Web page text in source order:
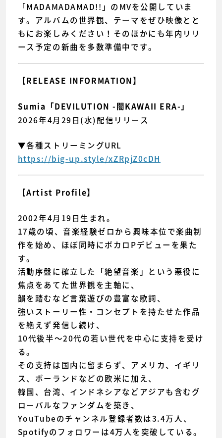
「MADAMADAMAD!!」のMVを公開していま
す。アルバムの世界観、テーマをぜひ映像とと
もにお楽しみください！そのほかにも年内リリ
ース予定の新曲を多数準備中です。
【RELEASE INFORMATION】
Sumia「DEVILUTION -闇KAWAII ERA-」
2026年4月29日(水)配信リリース
▼各種ストリーミングURL
https://big-up.style/xZRpjZ0cDH
【Artist Profile】
2002年4月19日生まれ。
17歳の頃、音楽経験ゼロから興味本位で楽曲制
作を始め、ほぼ同時にボカロPデビューを果た
す。
活動序盤に確立した「絶望音楽」という悪役に
焦点をあてた世界観を主軸に、
韻を踏むなど言葉遊びの豊富な歌詞、
強いストーリー性・コンセプトを持たせた作品
を絶えず発信し続け、
10代後半〜20代の若い世代を中心に支持を受け
る。
その支持は国内に留まらず、アメリカ、イギリ
ス、ポーランドなどの欧米に加え、
韓国、台湾、インドネシアなどアジアも含むグ
ローバルなファンダムを築き、
YouTubeのチャンネル登録者数は3.4万人、
Spotifyのフォロワーは4万人を突破している。